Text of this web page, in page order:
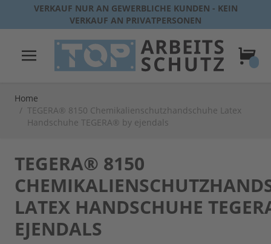
Direkt zum Inhalt
VERKAUF NUR AN GEWERBLICHE KUNDEN - KEIN
VERKAUF AN PRIVATPERSONEN
Home
/ TEGERA® 8150 Chemikalienschutzhandschuhe Latex
Handschuhe TEGERA® by ejendals
TEGERA® 8150
LATEX HANDSCHUHE
EJENDALS